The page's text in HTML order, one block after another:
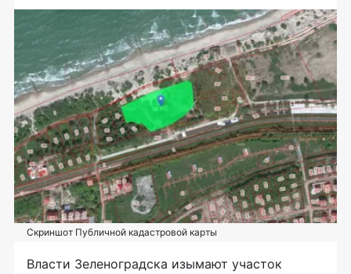
Скриншот Публичной кадастровой карты
Власти Зеленоградска изымают участок